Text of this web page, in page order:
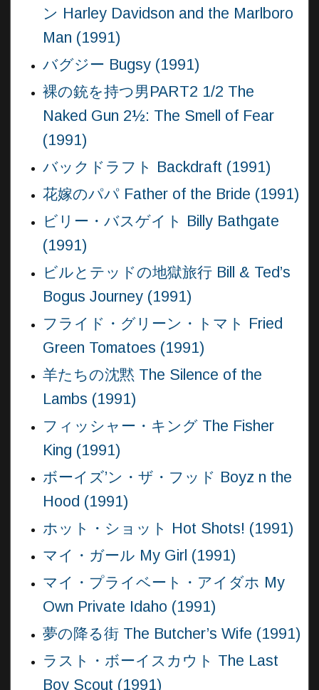
ン Harley Davidson and the Marlboro
Man (1991)
バグジー Bugsy (1991)
裸の銃を持つ男PART2 1/2 The
Naked Gun 2½: The Smell of Fear
(1991)
バックドラフト Backdraft (1991)
花嫁のパパ Father of the Bride (1991)
ビリー・バスゲイト Billy Bathgate
(1991)
ビルとテッドの地獄旅行 Bill & Ted’s
Bogus Journey (1991)
フライド・グリーン・トマト Fried
Green Tomatoes (1991)
羊たちの沈黙 The Silence of the
Lambs (1991)
フィッシャー・キング The Fisher
King (1991)
ボーイズ’ン・ザ・フッド Boyz n the
Hood (1991)
ホット・ショット Hot Shots! (1991)
マイ・ガール My Girl (1991)
マイ・プライベート・アイダホ My
Own Private Idaho (1991)
夢の降る街 The Butcher’s Wife (1991)
ラスト・ボーイスカウト The Last
Boy Scout (1991)